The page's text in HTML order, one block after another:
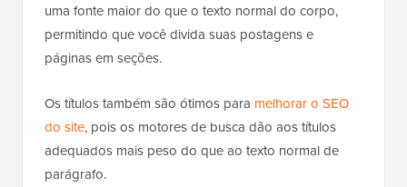
uma fonte maior do que o texto normal do corpo,
permitindo que você divida suas postagens e
páginas em seções.
Os títulos também são ótimos para melhorar o SEO
do site, pois os motores de busca dão aos títulos
adequados mais peso do que ao texto normal de
parágrafo.